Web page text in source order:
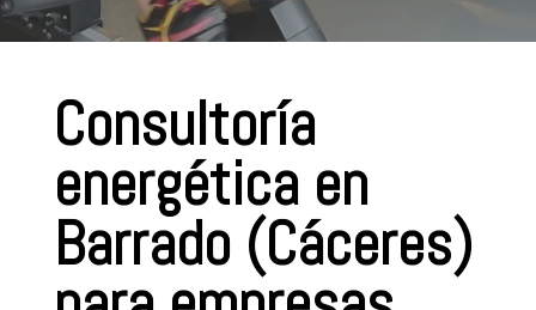
Consultoría
energética en
Barrado (Cáceres)